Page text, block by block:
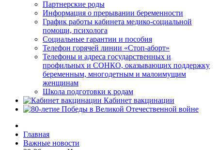
Партнерские роды
Информация о прерывании беременности
График работы кабинета медико-социальной
помощи, психолога
Социальные гарантии и пособия
Телефон горячей линии «Стоп-аборт»
Телефоны и адреса государственных и
профильных и СОНКО, оказывающих поддержку
беременным, многодетным и малоимущим
женщинам
Школа подготовки к родам
Кабинет вакцинации
Главная
Важные новости